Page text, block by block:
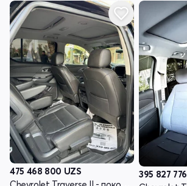
475 468 800 UZS
395 827 776